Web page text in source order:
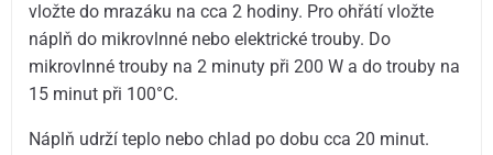
vložte do mrazáku na cca 2 hodiny. Pro ohřátí vložte
náplň do mikrovlnné nebo elektrické trouby. Do
mikrovlnné trouby na 2 minuty při 200 W a do trouby na
15 minut při 100°C.
Náplň udrží teplo nebo chlad po dobu cca 20 minut.